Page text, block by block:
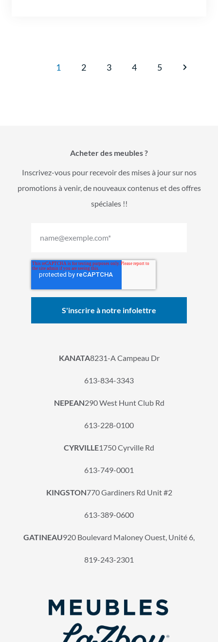
1 2 3 4 5
Acheter des meubles ?
Inscrivez-vous pour recevoir des mises à jour sur nos
promotions à venir, de nouveaux contenus et des offres
spéciales !!
KANATA8231-A Campeau Dr
613-834-3343
NEPEAN290 West Hunt Club Rd
613-228-0100
CYRVILLE1750 Cyrville Rd
613-749-0001
KINGSTON770 Gardiners Rd Unit #2
613-389-0600
GATINEAU920 Boulevard Maloney Ouest, Unité 6,
819-243-2301